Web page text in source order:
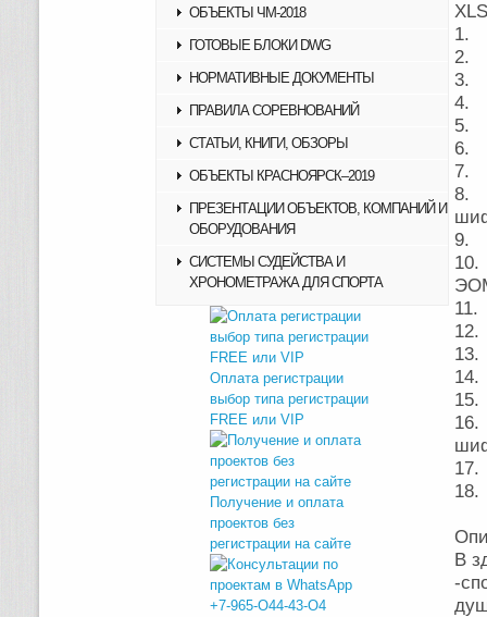
ОБЪЕКТЫ ЧМ-2018
ГОТОВЫЕ БЛОКИ DWG
НОРМАТИВНЫЕ ДОКУМЕНТЫ
ПРАВИЛА СОРЕВНОВАНИЙ
СТАТЬИ, КНИГИ, ОБЗОРЫ
ОБЪЕКТЫ КРАСНОЯРСК–2019
ПРЕЗЕНТАЦИИ ОБЪЕКТОВ, КОМПАНИЙ И
ОБОРУДОВАНИЯ
СИСТЕМЫ СУДЕЙСТВА И
ХРОНОМЕТРАЖА ДЛЯ СПОРТА
Оплата регистрации
выбор типа регистрации
FREE или VIP
Получение и оплата
проектов без
регистрации на сайте
1.
2.
3.
4.
5.
6.
7.
8.
9.
10.
11.
12.
15.
17.
В
-